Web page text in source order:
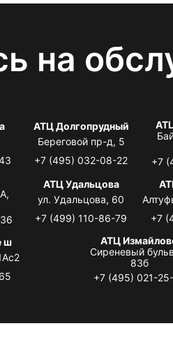
на
АТЦ Долгопрудный
Береговой пр-д, 5
+7 (495) 032-08-22
+7
АТЦ Удальцова
ул. Удальцова, 60
+7 (499) 110-86-79
+7
ш
АТЦ
Сиреневый
83б
+7 (495) 021-